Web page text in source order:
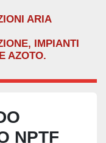
ARIA
IMPIANTI
AZOTO.
NPTF